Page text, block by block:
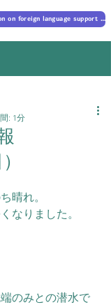
Click here for detailed information on foreign language support 外国語対応の詳細に​ついて
: 1分
晴れ。
なりました。
のみとの潜水で